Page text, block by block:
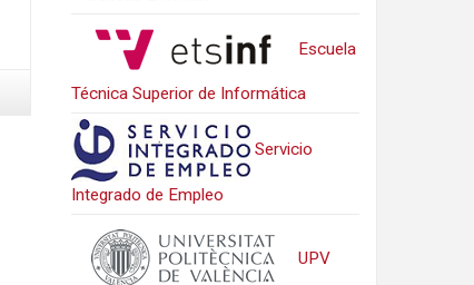
Escuela
Técnica Superior de Informática
Servicio
Integrado de Empleo
UPV